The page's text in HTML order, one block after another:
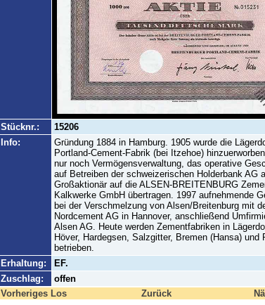
Stücknr.:
15206
Info:
Gründung 1884 in Hamburg. 1905 wurde die
Portland-Cement-Fabrik (bei Itzehoe)
nur noch Vermögensverwaltung, das operative
auf Betreiben der schweizerischen Holderbank AG
Großaktionär auf die ALSEN-BREITENBURG
Kalkwerke GmbH übertragen. 1997 aufnehmende
bei der Verschmelzung von Alsen/Breitenburg mit
Nordcement AG in Hannover, anschließend
Alsen AG. Heute werden Zementfabriken in
Höver, Hardegsen, Salzgitter, Bremen (Hansa) und
betrieben.
Erhaltung:
EF.
Zuschlag:
offen
Vorheriges Los
Zurück